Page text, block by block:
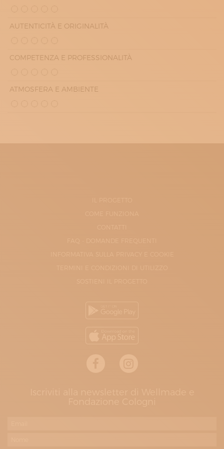
AUTENTICITÀ E ORIGINALITÀ
COMPETENZA E PROFESSIONALITÀ
ATMOSFERA E AMBIENTE